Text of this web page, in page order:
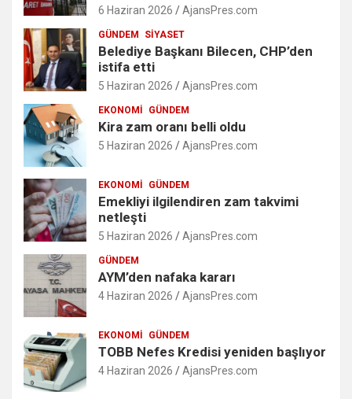
6 Haziran 2026 AjansPres.com
GÜNDEM SIYASET
Belediye Başkanı Bilecen, CHP’den
istifa etti
5 Haziran 2026 AjansPres.com
EKONOMI GÜNDEM
Kira zam oranı belli oldu
5 Haziran 2026 AjansPres.com
EKONOMI GÜNDEM
Emekliyi ilgilendiren zam takvimi
netleşti
5 Haziran 2026 AjansPres.com
GÜNDEM
AYM’den nafaka kararı
4 Haziran 2026 AjansPres.com
EKONOMI GÜNDEM
TOBB Nefes Kredisi yeniden başlıyor
4 Haziran 2026 AjansPres.com